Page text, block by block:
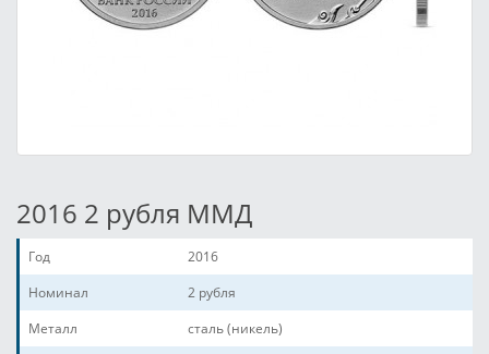
2016 2 рубля ММД
Год
2016
Номинал
2 рубля
Металл
сталь (никель)